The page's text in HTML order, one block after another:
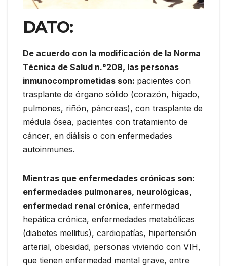
DATO:
De acuerdo con la modificación de la Norma
Técnica de Salud n.°208, las personas
inmunocomprometidas son: pacientes con
trasplante de órgano sólido (corazón, hígado,
pulmones, riñón, páncreas), con trasplante de
médula ósea, pacientes con tratamiento de
cáncer, en diálisis o con enfermedades
autoinmunes.
Mientras que enfermedades crónicas son:
enfermedades pulmonares, neurológicas,
enfermedad renal crónica, enfermedad
hepática crónica, enfermedades metabólicas
(diabetes mellitus), cardiopatías, hipertensión
arterial, obesidad, personas viviendo con VIH,
que tienen enfermedad mental grave, entre